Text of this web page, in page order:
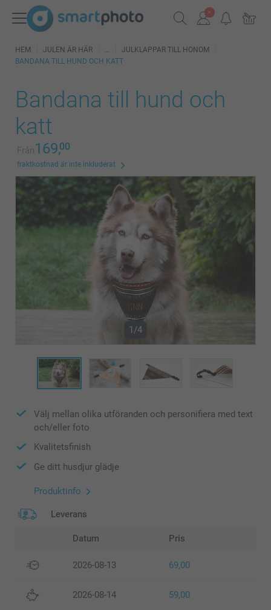
HEM JULEN ÄR HÄR
JULKLAPPAR TILL HONOM
BANDANA TILL HUND OCH KATT
Bandana till hund och
katt
Från169,00
fraktkostnad är inte inkluderat
1/4
Välj mellan olika utföranden och personifiera med text
och/eller foto
Kvalitetsfinish
Ge ditt husdjur glädje
Produktinfo
Leverans
Datum Pris
2026-08-13 69,00
2026-08-14 59,00